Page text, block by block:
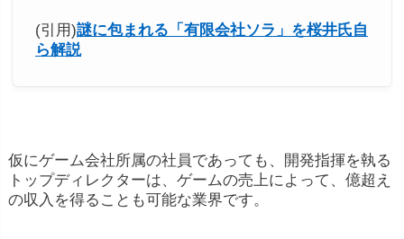
(引用)謎に包まれる「有限会社ソラ」を桜井氏自
ら解説
仮にゲーム会社所属の社員であっても、開発指揮を執る
トップディレクターは、ゲームの売上によって、億超え
の収入を得ることも可能な業界です。